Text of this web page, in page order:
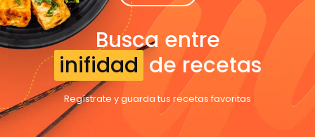
Busca entre
inifidad de recetas
Regístrate y guarda tus recetas favoritas